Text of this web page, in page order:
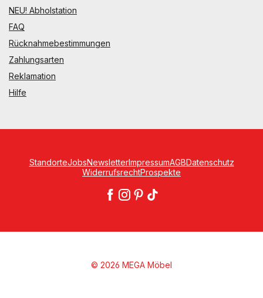
NEU! Abholstation
FAQ
Rücknahmebestimmungen
Zahlungsarten
Reklamation
Hilfe
StandorteJobsNewsletterImpressumAGBDatenschutz
WiderrufsrechtProspekte
© 2026 MEGA Möbel